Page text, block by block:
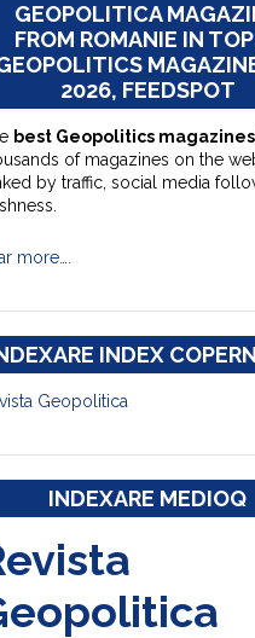
GEOPOLITICA
FROM ROMANIE IN
2026, FEEDSPOT
best Geopolitics magazines
of magazines on the
by traffic, social media
more….
INDEX
Geopolitica
INDEXARE MEDIOQ